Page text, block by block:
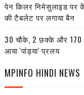
पेन किलर निमेसुलाइड पर
की टैबलेट पर लगाया बैन
30 चौके, 2 छक्के और 170
आया 'पांड्या' प्रलय
MPINFO HINDI NEWS